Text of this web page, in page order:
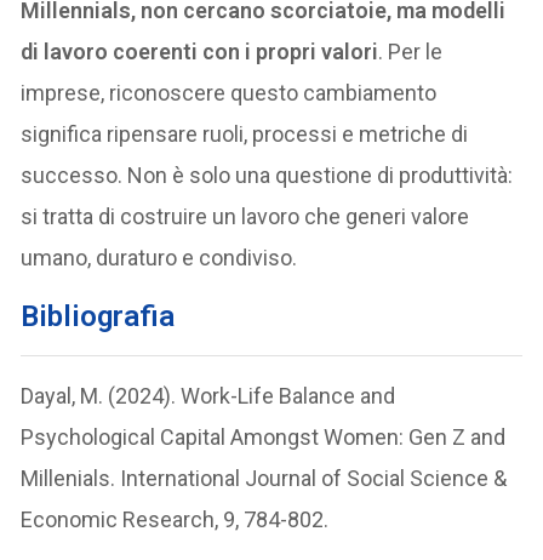
Millennials, non cercano scorciatoie, ma modelli
di lavoro coerenti con i propri valori. Per le
imprese, riconoscere questo cambiamento
significa ripensare ruoli, processi e metriche di
successo. Non è solo una questione di produttività:
si tratta di costruire un lavoro che generi valore
umano, duraturo e condiviso.
Bibliografia
Dayal, M. (2024). Work-Life Balance and
Psychological Capital Amongst Women: Gen Z and
Millenials. International Journal of Social Science &
Economic Research, 9, 784-802.